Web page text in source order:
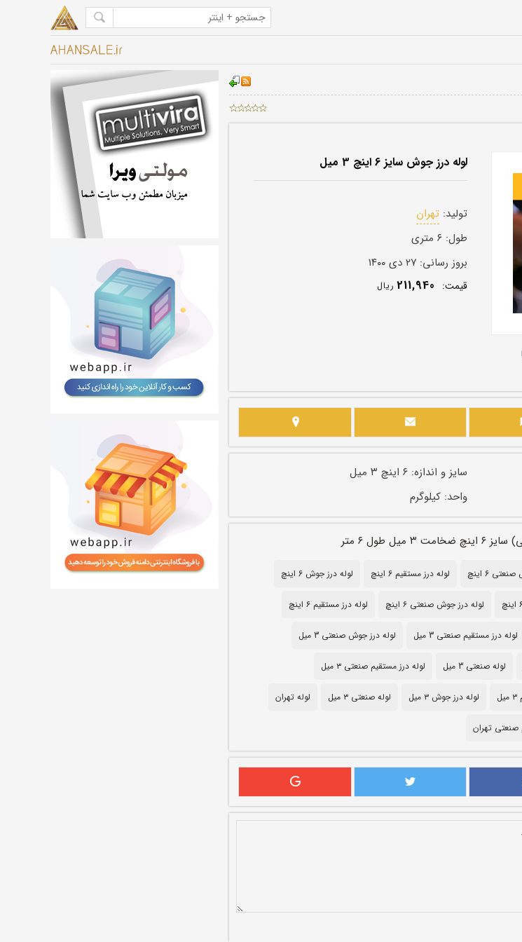
لوله درز جوش سایز 6 اینچ 3 میل
تولید: تهران
طول: ۶ متری
بروز رسانی: ۲۷ دی ۱۴۰۰
قيمت: 211,940 ريال
سایز و اندازه: ۶ اینچ ۳ میل
واحد: کیلوگرم
طول ۶ متر
6 اینچ لوله درز مستقیم 6 اینچ لوله درز جوش 6 اینچ
لوله درز جوش صنعتی ۶ اینچ لوله درز مستقیم ۶ اینچ
لوله درز مستقیم صنعتی 3 میل لوله درز جوش صنعتی 3 میل
لوله صنعتی 3 میل لوله درز مستقیم صنعتی ۳ میل
لوله درز جوش ۳ میل لوله صنعتی ۳ میل لوله تهران
صنعتی تهران